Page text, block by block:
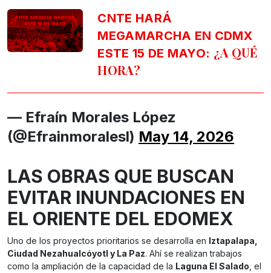
CNTE HARÁ
MEGAMARCHA EN CDMX
ESTE 15 DE MAYO: ¿A QUÉ
HORA?
— Efraín Morales López
(@Efrainmoralesl) May 14, 2026
LAS OBRAS QUE BUSCAN
EVITAR INUNDACIONES EN
EL ORIENTE DEL EDOMEX
Uno de los proyectos prioritarios se desarrolla en Iztapalapa,
Ciudad Nezahualcóyotl y La Paz. Ahí se realizan trabajos
como la ampliación de la capacidad de la Laguna El Salado, el